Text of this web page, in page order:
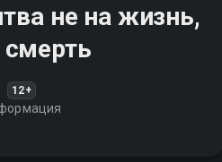
не на жизнь,
смерть
12+